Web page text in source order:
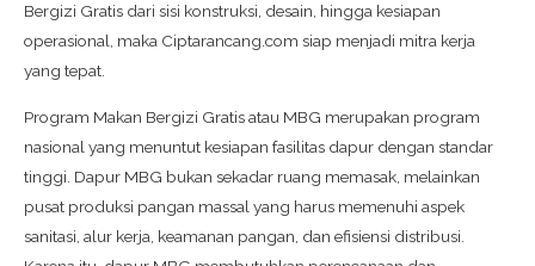
Bergizi Gratis dari sisi konstruksi, desain, hingga kesiapan
operasional, maka Ciptarancang.com siap menjadi mitra kerja
yang tepat.
Program Makan Bergizi Gratis atau MBG merupakan program
nasional yang menuntut kesiapan fasilitas dapur dengan standar
tinggi. Dapur MBG bukan sekadar ruang memasak, melainkan
pusat produksi pangan massal yang harus memenuhi aspek
sanitasi, alur kerja, keamanan pangan, dan efisiensi distribusi.